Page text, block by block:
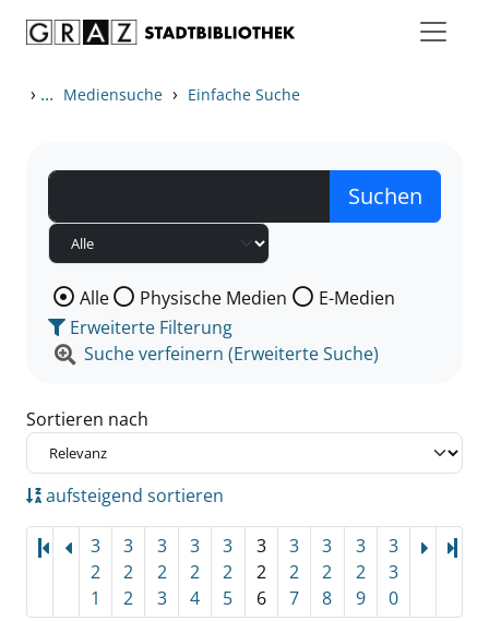
› ... Mediensuche › Einfache Suche
Wählen Sie die Medienart nach der Sie suchen wollen.
Alle Physische Medien
E-Medien
Erweiterte Filterung
Suche verfeinern (Erweiterte Suche)
Sortieren nach
aufsteigend sortieren
3
2
1
3
2
2
3
2
3
3
2
4
3
2
5
3
2
6
3
2
7
3
2
8
3
2
9
3
3
0